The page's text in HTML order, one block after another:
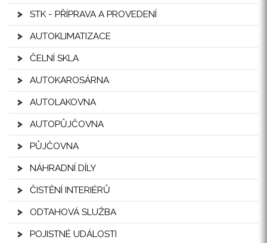
STK - PŘÍPRAVA A PROVEDENÍ
AUTOKLIMATIZACE
ČELNÍ SKLA
AUTOKAROSÁRNA
AUTOLAKOVNA
AUTOPŮJČOVNA
PŮJČOVNA
NÁHRADNÍ DÍLY
ČISTĚNÍ INTERIÉRŮ
ODTAHOVÁ SLUŽBA
POJISTNÉ UDÁLOSTI